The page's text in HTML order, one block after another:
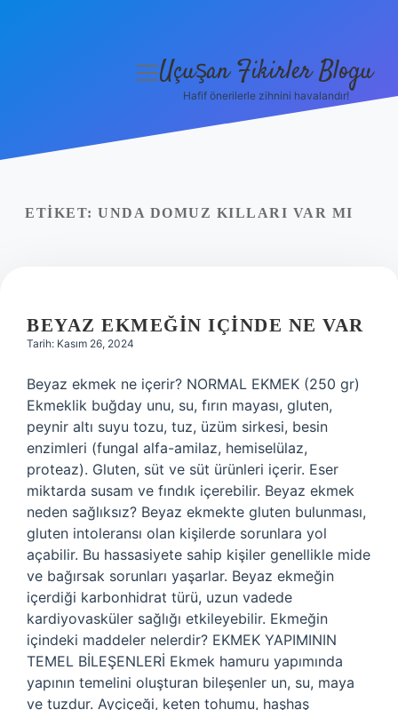
Yasal Uyarı
menüyü
Uçuşan Fikirler Blogu
Hafif önerilerle zihnini havalandır!
ETIKET: UNDA DOMUZ KILLARI VAR MI
BEYAZ EKMEĞIN IÇINDE NE VAR
Tarih: Kasım 26, 2024
Beyaz ekmek ne içerir? NORMAL EKMEK (250 gr)
Ekmeklik buğday unu, su, fırın mayası, gluten,
peynir altı suyu tozu, tuz, üzüm sirkesi, besin
enzimleri (fungal alfa-amilaz, hemiselülaz,
proteaz). Gluten, süt ve süt ürünleri içerir. Eser
miktarda susam ve fındık içerebilir. Beyaz ekmek
neden sağlıksız? Beyaz ekmekte gluten bulunması,
gluten intoleransı olan kişilerde sorunlara yol
açabilir. Bu hassasiyete sahip kişiler genellikle mide
ve bağırsak sorunları yaşarlar. Beyaz ekmeğin
içerdiği karbonhidrat türü, uzun vadede
kardiyovasküler sağlığı etkileyebilir. Ekmeğin
içindeki maddeler nelerdir? EKMEK YAPIMININ
TEMEL BİLEŞENLERİ Ekmek hamuru yapımında
yapının temelini oluşturan bileşenler un, su, maya
ve tuzdur. Ayçiçeği, keten tohumu, haşhaş